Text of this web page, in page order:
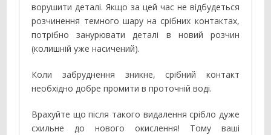
ворушити деталі. Якщо за цей час не відбудеться
розчинення темного шару на срібних контактах,
потрібно занурювати деталі в новий розчин
(колишній уже насичений).
Коли забруднення зникне, срібний контакт
необхідно добре промити в проточній воді.
Врахуйте що після такого видалення срібло дуже
схильне до нового окислення! Тому ваші